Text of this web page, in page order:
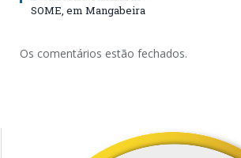
SOME, em Mangabeira
Os comentários estão fechados.